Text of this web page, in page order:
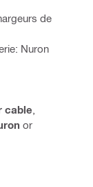
de
Nuron
cable
or